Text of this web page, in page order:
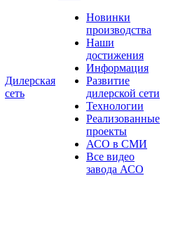
Дилерская
сеть
Новинки
производства
Наши
достижения
Информация
Развитие
дилерской сети
Технологии
Реализованные
проекты
АСО в СМИ
Все видео
завода АСО